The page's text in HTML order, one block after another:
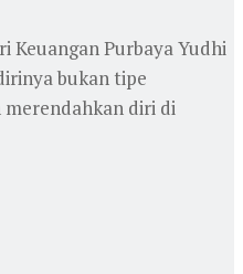
Keuangan Purbaya Yudhi
bukan tipe
merendahkan diri di